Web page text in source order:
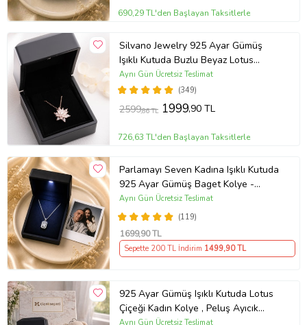
690,29 TL'den Başlayan Taksitlerle
Silvano Jewelry 925 Ayar Gümüş
Işıklı Kutuda Buzlu Beyaz Lotus
Kolye
(349)
Aynı Gün Ücretsiz Teslimat
2599,86 TL 1999,90 TL
726,63 TL'den Başlayan Taksitlerle
Parlamayı Seven Kadına Işıklı Kutuda
925 Ayar Gümüş Baget Kolye -
Kişiye Özel Fotoğraf Hediye
(119)
Aynı Gün Ücretsiz Teslimat
1699,90 TL
Sepette 200 TL İndirim 1499,90 TL
925 Ayar Gümüş Işıklı Kutuda Lotus
Çiçeği Kadın Kolye , Peluş Ayıcık
Aynı Gün Ücretsiz Teslimat